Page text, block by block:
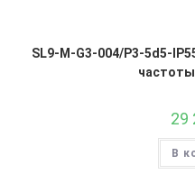
SL9-M-G3-004/P3-5d5-
частоты
29
В